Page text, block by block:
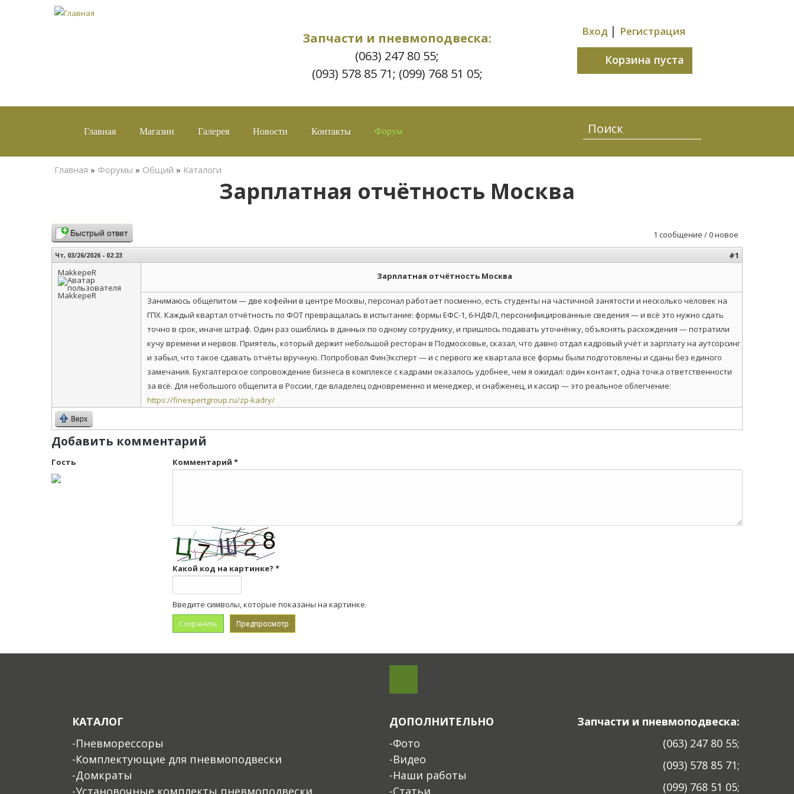
Запчасти и пневмоподвеска:
(063) 247 80 55;
(093) 578 85 71; (099) 768 51 05;
Вход | Регистрация
Корзина пуста
Главная Магазин Галерея Новости Контакты Форум
Вы здесь
Главная » Форумы » Общий » Каталоги
Зарплатная отчётность Москва
1 сообщение / 0 новое
Быстрый ответ
Чт, 03/26/2026 - 02:23
#1
MakkepeR
Зарплатная отчётность Москва
Занимаюсь общепитом — две кофейни в центре Москвы, персонал работает посменно, есть студенты на частичной занятости и несколько человек на
ГПХ. Каждый квартал отчётность по ФОТ превращалась в испытание: формы ЕФС-1, 6-НДФЛ, персонифицированные сведения — и всё это нужно сдать
точно в срок, иначе штраф. Один раз ошиблись в данных по одному сотруднику, и пришлось подавать уточнёнку, объяснять расхождения — потратили
кучу времени и нервов. Приятель, который держит небольшой ресторан в Подмосковье, сказал, что давно отдал кадровый учёт и зарплату на аутсорсинг
и забыл, что такое сдавать отчёты вручную. Попробовал ФинЭксперт — и с первого же квартала все формы были подготовлены и сданы без единого
замечания. Бухгалтерское сопровождение бизнеса в комплексе с кадрами оказалось удобнее, чем я ожидал: один контакт, одна точка ответственности
за всё. Для небольшого общепита в России, где владелец одновременно и менеджер, и снабженец, и кассир — это реальное облегчение:
https://finexpertgroup.ru/zp-kadry/
Верх
Добавить комментарий
Гость Комментарий *
Какой код на картинке? *
Введите символы, которые показаны на картинке.
КАТАЛОГ
-Пневморессоры
-Комплектующие для пневмоподвески
-Домкраты
-Установочные комплекты пневмоподвески
ДОПОЛНИТЕЛЬНО
-Фото
-Видео
-Наши работы
-Статьи
Запчасти и пневмоподвеска:
(063) 247 80 55;
(093) 578 85 71;
(099) 768 51 05;